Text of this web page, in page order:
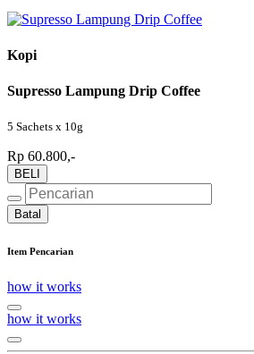
Kopi
Supresso Lampung Drip Coffee
5 Sachets x 10g
Rp 60.800,-
BELI
Batal
Item Pencarian
how it works
how it works